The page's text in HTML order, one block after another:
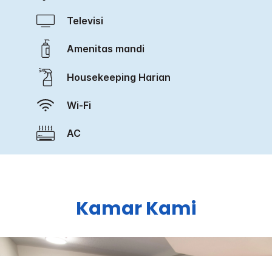
Televisi
Amenitas mandi
Housekeeping Harian
Wi-Fi
AC
Kamar Kami